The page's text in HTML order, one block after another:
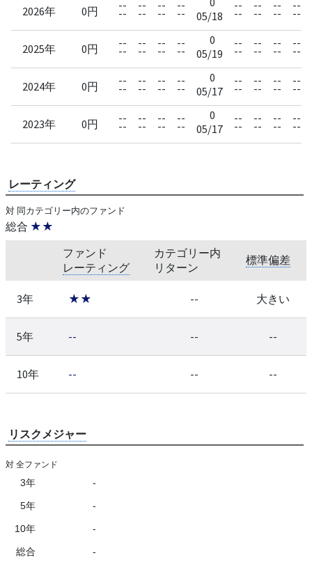
2026年 0円 --
--
--
--
--
--
--
--
05/18
--
--
--
--
--
--
--
--
2025年 0円 --
--
--
--
--
--
--
--
0
05/19
--
--
--
--
--
--
--
--
2024年 0円 --
--
--
--
--
--
--
--
0
05/17
--
--
--
--
--
--
--
--
2023年 0円 --
--
--
--
--
--
--
--
0
05/17
--
--
--
--
--
--
--
--
レーティング
対 同カテゴリー内のファンド
総合 ★★
ファンド
レーティング
カテゴリー内
リターン
標準偏差
3年 ★★ -- 大きい
5年 -- -- --
10年 -- -- --
リスクメジャー
対 全ファンド
3年 -
5年 -
10年 -
総合 -